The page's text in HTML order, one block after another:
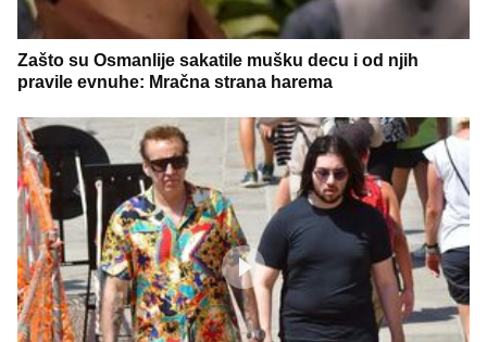
Zašto su Osmanlije sakatile mušku decu i od njih
pravile evnuhe: Mračna strana harema